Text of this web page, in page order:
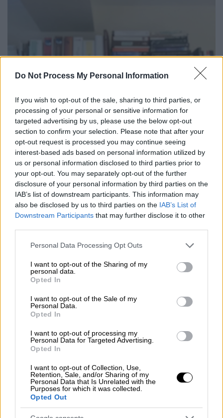
Do Not Process My Personal Information
If you wish to opt-out of the sale, sharing to third parties, or
processing of your personal or sensitive information for
targeted advertising by us, please use the below opt-out
section to confirm your selection. Please note that after your
opt-out request is processed you may continue seeing
interest-based ads based on personal information utilized by
us or personal information disclosed to third parties prior to
your opt-out. You may separately opt-out of the further
disclosure of your personal information by third parties on the
IAB’s list of downstream participants. This information may
also be disclosed by us to third parties on the IAB’s List of
Downstream Participants that may further disclose it to other
Please note that this website/app uses one or more Google
not limited to your visit or usage behaviour. You may click to
grant or deny consent to Google and its third-party tags to
use your data for below specified purposes in below Google
consent section.
Personal Data Processing Opt Outs
I want to opt-out of the Sharing of my
personal data.
Opted In
I want to opt-out of the Sale of my
Personal Data.
Opted In
I want to opt-out of processing my
Personal Data for Targeted Advertising.
Opted In
I want to opt-out of Collection, Use,
Retention, Sale, and/or Sharing of my
Personal Data that Is Unrelated with the
Purposes for which it was collected.
Opted Out
Όπως εξήγησε η ίδια δεν είναι αρκετό για να
γυρίσει κάποιος επειδή έχει φορολογία
χαμηλότερη στην Αθήνα. Απαραίτητη
τον δρόμο της επιστροφής είναι μεταξύ
άλλων και η δημιουργία υποδομών σε
νευραλγικούς τομείς όπως της υγείας, της
δημόσιας διοίκησης, και της εκπαίδευσης
«Σε κάποιες χώρες του εξωτερικού γενικά
υπάρχει ένα μακροπρόθεσμο πλάνο και με
κάθε νέα κυβέρνηση δεν αλλάζει η